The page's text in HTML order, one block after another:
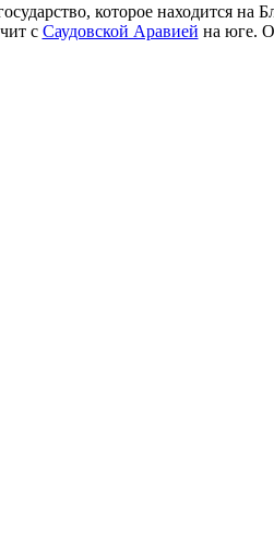
которое находится на
с Саудовской Аравией на юге.